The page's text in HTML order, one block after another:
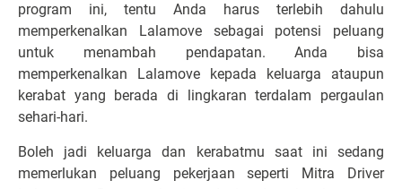
program ini, tentu Anda harus terlebih dahulu
memperkenalkan Lalamove sebagai potensi peluang
untuk menambah pendapatan. Anda bisa
memperkenalkan Lalamove kepada keluarga ataupun
kerabat yang berada di lingkaran terdalam pergaulan
sehari-hari.
Boleh jadi keluarga dan kerabatmu saat ini sedang
memerlukan peluang pekerjaan seperti Mitra Driver